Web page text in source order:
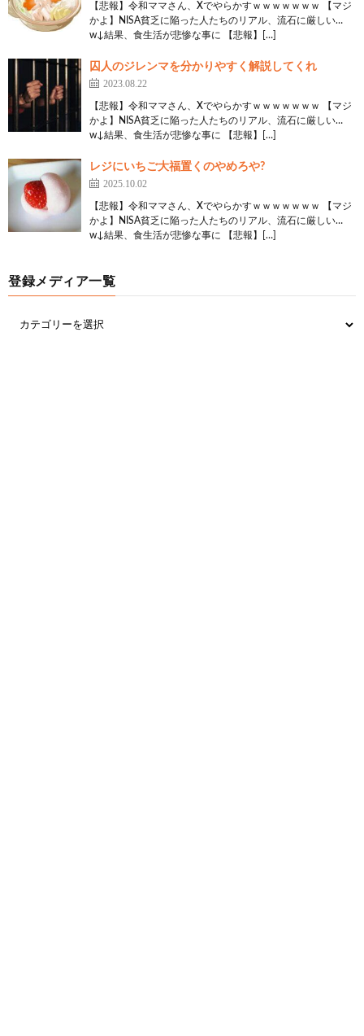
【悲報】令和ママさん、Xでやらかすｗｗｗｗｗｗｗ 【マジ
かよ】NISA貧乏に陥った人たちのリアル、流石に厳しい…
w↓結果、食生活が悲惨な事に 【悲報】[…]
囚人のジレンマを分かりやすく解説してくれ
2023.08.22
【悲報】令和ママさん、Xでやらかすｗｗｗｗｗｗｗ 【マジ
かよ】NISA貧乏に陥った人たちのリアル、流石に厳しい…
w↓結果、食生活が悲惨な事に 【悲報】[…]
レジにいちご大福置くのやめろや?
2025.10.02
【悲報】令和ママさん、Xでやらかすｗｗｗｗｗｗｗ 【マジ
かよ】NISA貧乏に陥った人たちのリアル、流石に厳しい…
w↓結果、食生活が悲惨な事に 【悲報】[…]
登録メディア一覧